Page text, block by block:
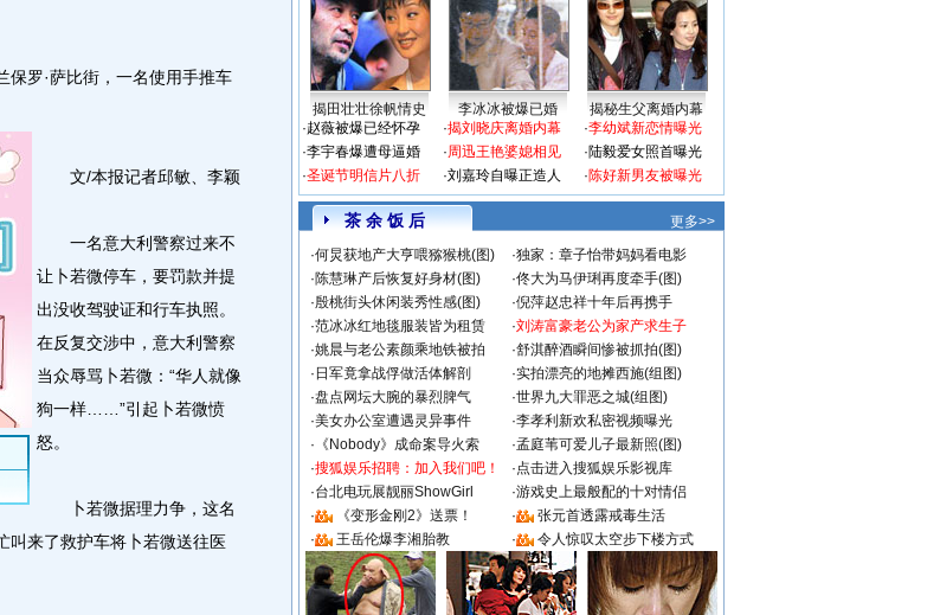
罗·萨比街，一名使用手推车
文/本报记者邱敏、李颖
一名意大利警察过来不
让卜若微停车，要罚款并提
出没收驾驶证和行车执照。
在反复交涉中，意大利警察
当众辱骂卜若微：“华人就像
狗一样……”引起卜若微愤
怒。
卜若微据理力争，这名
叫来了救护车将卜若微送往医
揭田壮壮徐帆情史 李冰冰被爆已婚
揭秘生父离婚内幕
·赵薇被爆已经怀孕
·李宇春爆遭母逼婚
·圣诞节明信片八折
·揭刘晓庆离婚内幕
·周迅王艳婆媳相见
·刘嘉玲自曝正造人
·李幼斌新恋情曝光
·陆毅爱女照首曝光
·陈好新男友被曝光
茶 余 饭 后
更多>>
·何炅获地产大亨喂猕猴桃(图) ·独家：章子怡带妈妈看电影
·陈慧琳产后恢复好身材(图) ·佟大为马伊琍再度牵手(图)
·殷桃街头休闲装秀性感(图) ·倪萍赵忠祥十年后再携手
·范冰冰红地毯服装皆为租赁 ·刘涛富豪老公为家产求生子
·姚晨与老公素颜乘地铁被拍 ·舒淇醉酒瞬间惨被抓拍(图)
· 日军竟拿战俘做活体解剖 ·实拍漂亮的地摊西施(组图)
·盘点网坛大腕的暴烈脾气 ·世界九大罪恶之城(组图)
·美女办公室遭遇灵异事件 ·李孝利新欢私密视频曝光
· 《Nobody》成命案导火索 ·孟庭苇可爱儿子最新照(图)
·搜狐娱乐招聘：加入我们吧！ ·点击进入搜狐娱乐影视库
·台北电玩展靓丽ShowGirl ·游戏史上最般配的十对情侣
·
《变形金刚2》送票！ ·
张元首透露戒毒生活
·
王岳伦爆李湘胎教 · 令人惊叹太空步下楼方式